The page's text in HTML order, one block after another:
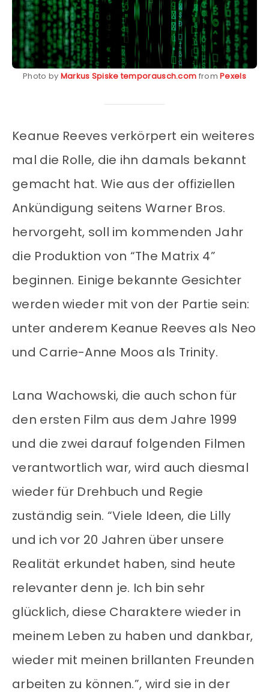
Photo by Markus Spiske temporausch.com fromPexels
Keanue Reeves verkörpert ein weiteres
mal die Rolle, die ihn damals bekannt
gemacht hat. Wie aus der offiziellen
Ankündigung seitens Warner Bros.
hervorgeht, soll im kommenden Jahr
die Produktion von “The Matrix 4”
beginnen. Einige bekannte Gesichter
werden wieder mit von der Partie sein:
unter anderem Keanue Reeves als Neo
und Carrie-Anne Moos als Trinity.
Lana Wachowski, die auch schon für
den ersten Film aus dem Jahre 1999
und die zwei darauf folgenden Filmen
verantwortlich war, wird auch diesmal
wieder für Drehbuch und Regie
zuständig sein. “Viele Ideen, die Lilly
und ich vor 20 Jahren über unsere
Realität erkundet haben, sind heute
relevanter denn je. Ich bin sehr
glücklich, diese Charaktere wieder in
meinem Leben zu haben und dankbar,
wieder mit meinen brillanten Freunden
arbeiten zu können.”, wird sie in der